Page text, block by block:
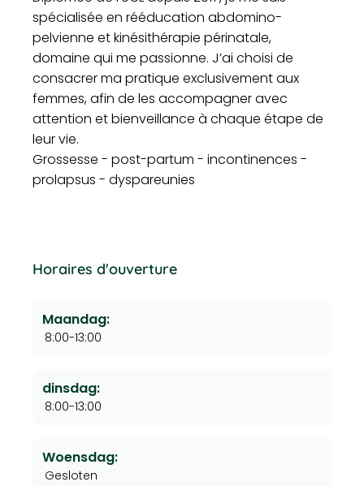
spécialisée en rééducation abdomino-
pelvienne et kinésithérapie périnatale,
domaine qui me passionne. J’ai choisi de
consacrer ma pratique exclusivement aux
femmes, afin de les accompagner avec
attention et bienveillance à chaque étape de
leur vie.
Grossesse - post-partum - incontinences -
prolapsus - dyspareunies
Horaires d'ouverture
Maandag:
8:00-13:00
dinsdag:
8:00-13:00
Woensdag:
Gesloten